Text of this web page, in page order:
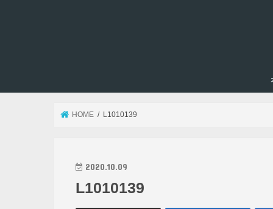
HOME L1010139
2020.10.09
L1010139